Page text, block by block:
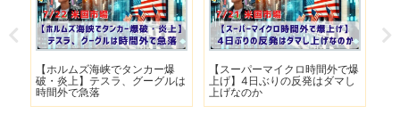
【ホルムズ海峡でタンカー爆
破・炎上】テスラ、グーグルは
時間外で急落
【スーパーマイクロ時間外で爆
上げ】4日ぶりの反発はダマし
上げなのか